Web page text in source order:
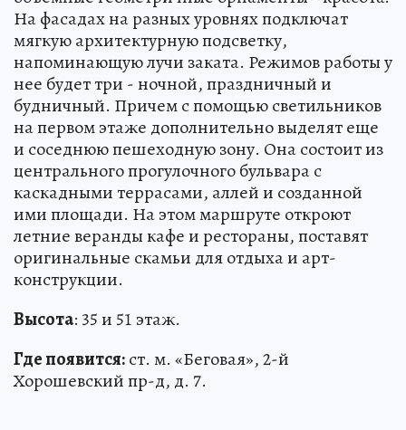
На фасадах на разных уровнях подключат
мягкую архитектурную подсветку,
напоминающую лучи заката. Режимов работы у
нее будет три - ночной, праздничный и
будничный. Причем с помощью светильников
на первом этаже дополнительно выделят еще
и соседнюю пешеходную зону. Она состоит из
центрального прогулочного бульвара с
каскадными террасами, аллей и созданной
ими площади. На этом маршруте откроют
летние веранды кафе и рестораны, поставят
оригинальные скамьи для отдыха и арт-
конструкции.
Высота: 35 и 51 этаж.
Где появится:ст. м. «Беговая», 2-й
Хорошевский пр-д, д. 7.